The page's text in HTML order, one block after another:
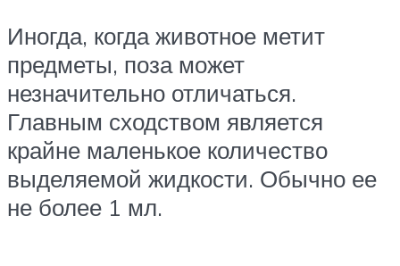
Иногда, когда животное метит
предметы, поза может
незначительно отличаться.
Главным сходством является
крайне маленькое количество
выделяемой жидкости. Обычно ее
не более 1 мл.